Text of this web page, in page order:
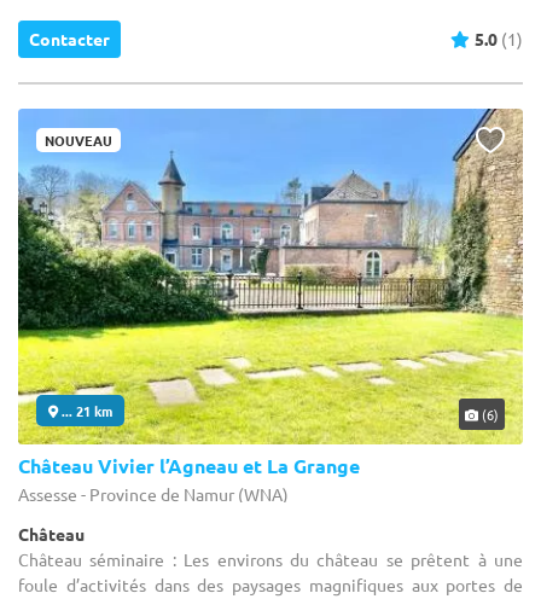
Contacter 5.0 (1)
NOUVEAU
... 21 km (6)
Château Vivier l’Agneau et La Grange
Assesse - Province de Namur (WNA)
Château
Château séminaire : Les environs du château se prêtent à une
foule d’activités dans des paysages magnifiques aux portes de